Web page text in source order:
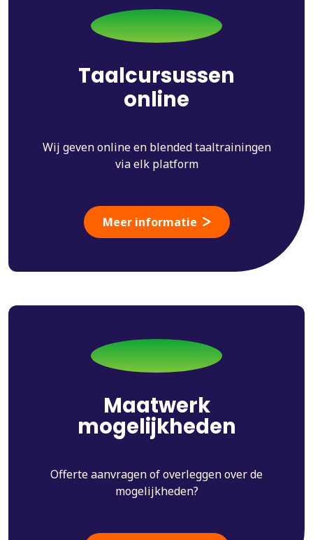
Taalcursussen
online
Wij geven online en blended taaltrainingen
via elk platform
Meer informatie
Maatwerk
mogelijkheden
Offerte aanvragen of overleggen over de
mogelijkheden?